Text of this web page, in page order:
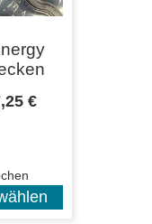
€